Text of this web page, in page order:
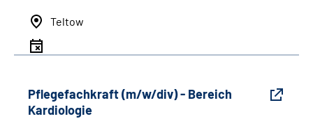
Teltow
Pflegefachkraft (m/w/div) - Bereich
Kardiologie